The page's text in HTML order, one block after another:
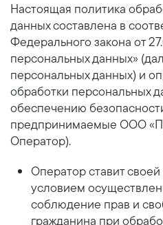
Настоящая политика
данных составлена в
Федерального закона от
персональных данных»
персональных данных) и
обработки персональных
обеспечению
предпринимаемые ООО
Оператор).
Оператор ставит
условием
соблюдение прав и
гражданина при